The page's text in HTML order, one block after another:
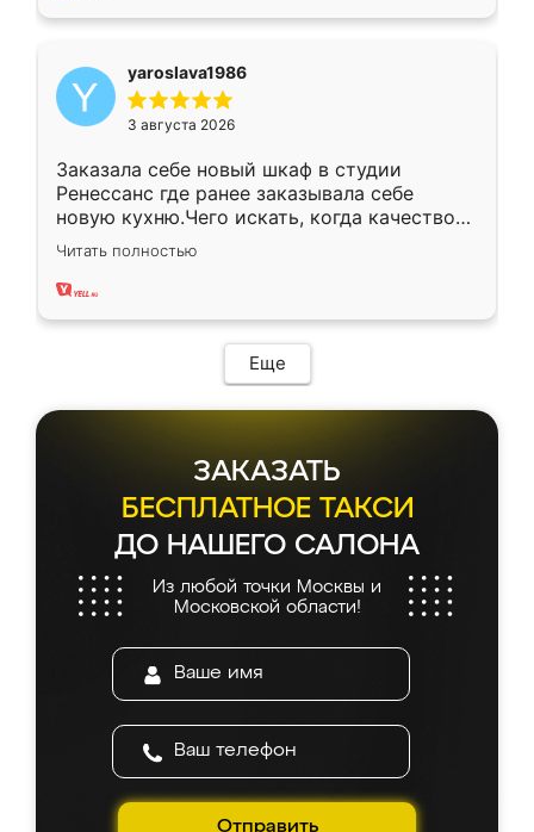
yaroslava1986
3 августа 2026
Заказала себе новый шкаф в студии
Ренессанс где ранее заказывала себе
новую кухню.Чего искать, когда качеством
вполне довольна. Служит кухня уже почти
два года, нареканий нет.
Читать полностью
Еще
ЗАКАЗАТЬ
БЕСПЛАТНОЕ ТАКСИ
ДО НАШЕГО САЛОНА
Из любой точки Москвы и
Московской области!
Отправить